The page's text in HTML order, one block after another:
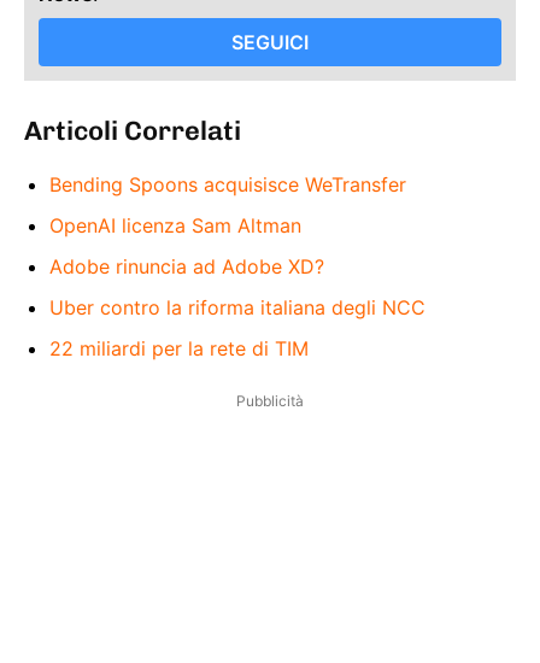
SEGUICI
Articoli Correlati
Bending Spoons acquisisce WeTransfer
OpenAI licenza Sam Altman
Adobe rinuncia ad Adobe XD?
Uber contro la riforma italiana degli NCC
22 miliardi per la rete di TIM
Pubblicità